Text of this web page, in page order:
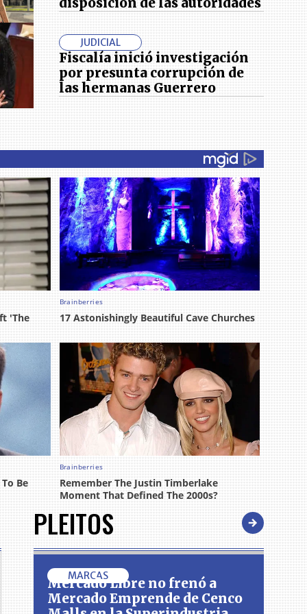
JUDICIAL
Fiscalía inició investigación
por presunta corrupción de
las hermanas Guerrero
PLEITOS
MARCAS
Mercado Libre no frenó a
Mercado Emprende de Cenco